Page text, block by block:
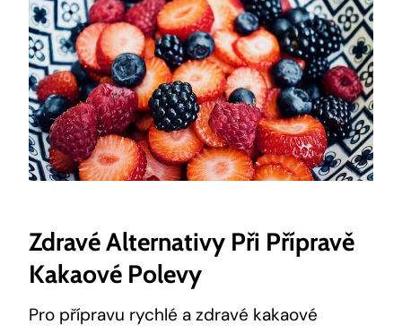
Zdravé Alternativy Při Přípravě
Kakaové Polevy
Pro přípravu rychlé a zdravé kakaové